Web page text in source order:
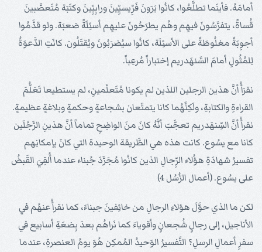
أمامَهُ. فأينَما تطلَّعُوا، كانُوا يَرَونَ فَرِّيسيِّينَ ورابِيِّينَ وكتَبَة مُتَعصَّبينَ
قُساةً، يتفرَّسُونَ فيهِم وهُم يطرَحُونَ عليهِم أسئِلَةً صَعبَة. ولو قدَّمُوا
أجوِبَةً مغلُوطَةً على الأسئِلَة، كانُوا سيُضرَبُونَ ويُقتَلُون. كانَتِ الدَّعوَةُ
لِلمُثُولِ أمامَ السَّنهَدريم إختباراً مُرعِباً.
نقرَأُ أنَّ هذين الرجلين اللذين لم يكونا مُتَعلّمينِ، لم يستطيعا تَعَلُّمَ
القراءةِ والكتابةِ، ولَكِنَّهُما كانا يتمتّعان بشجاعةٍ وحكمةٍ وبلاغةٍ عظيمةٍ.
نقرأُ أنَّ السِّنهَدريم تعجَّبَ أنَّهُ كانَ منَ الواضِحِ تماماً أنَّ هذينِ الرَّجُلَين
كانا مع يسُوع. كانت هذه هي الطَّريقة الوحيدة التي كانَ بإمكانِهم
تفسيرُ شهادَةِ هؤُلاء الرِّجالِ الذين كانُوا مُجَرَّدَ جُبناء عندما أُلقِيَ القَبضُ
على يسُوع. (أعمال الرُّسُل 4)
لكن ما الذي حوَّلَ هؤلاءِ الرجالِ من خائِفينَ جبناءَ، كما نقرأُ عنهُم في
الأناجيل، إلى رجالٍ شُجعانٍ وأقوياءَ كما نَراهُم بعدَ بِضعَةِ أسابيع في
سفرِ أعمالِ الرسلِ؟ التَّفسيرُ الوَحيدُ المُمكِن هُوَ يومُ العنصرةِ، عندما